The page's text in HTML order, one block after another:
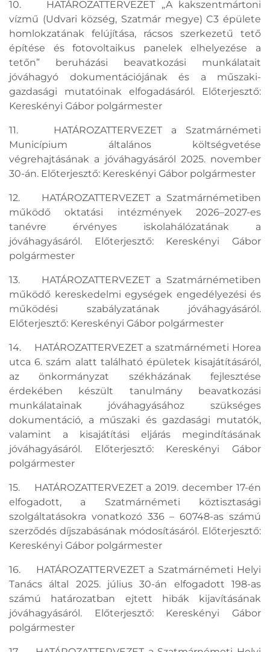
10. HATÁROZATTERVEZET „A kakszentmártoni
vízmű (Udvari község, Szatmár megye) C3 épülete
homlokzatának felújítása, rácsos szerkezetű tető
építése és fotovoltaikus panelek elhelyezése a
tetőn” beruházási beavatkozási munkálatait
jóváhagyó dokumentációjának és a műszaki-
gazdasági mutatóinak elfogadásáról. Előterjesztő:
Kereskényi Gábor polgármester
11. HATÁROZATTERVEZET a Szatmárnémeti
Municípium általános költségvetése
végrehajtásának a jóváhagyásáról 2025. november
30-án. Előterjesztő: Kereskényi Gábor polgármester
12. HATÁROZATTERVEZET a Szatmárnémetiben
működő oktatási intézmények 2026–2027-es
tanévre érvényes iskolahálózatának a
jóváhagyásáról. Előterjesztő: Kereskényi Gábor
polgármester
13. HATÁROZATTERVEZET a Szatmárnémetiben
működő kereskedelmi egységek engedélyezési és
működési szabályzatának jóváhagyásáról.
Előterjesztő: Kereskényi Gábor polgármester
14. HATÁROZATTERVEZET a szatmárnémeti Horea
utca 6. szám alatt található épületek kisajátításáról,
az önkormányzat székházának fejlesztése
érdekében készült tanulmány beavatkozási
munkálatainak jóváhagyásához szükséges
dokumentáció, a műszaki és gazdasági mutatók,
valamint a kisajátítási eljárás megindításának
jóváhagyásáról. Előterjesztő: Kereskényi Gábor
polgármester
15. HATÁROZATTERVEZET a 2019. december 17-én
elfogadott, a Szatmárnémeti köztisztasági
szolgáltatásokra vonatkozó 336 – 60748-as számú
szerződés díjszabásának módosításáról. Előterjesztő:
Kereskényi Gábor polgármester
16. HATÁROZATTERVEZET a Szatmárnémeti Helyi
Tanács által 2025. július 30-án elfogadott 198-as
számú határozatban ejtett hibák kijavításának
jóváhagyásáról. Előterjesztő: Kereskényi Gábor
polgármester